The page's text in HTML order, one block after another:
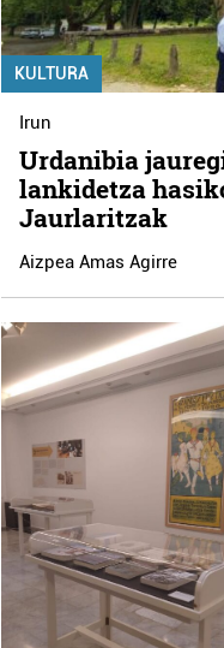
KULTURA
Irun
Urdanibia
lankidetza
Jaurlaritzak
Aizpea Amas Agirre